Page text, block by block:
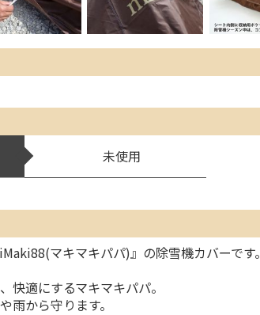
未使用
マキマキパパ)』の除雪機カバーです。
適にするマキマキパパ。
雨から守ります。